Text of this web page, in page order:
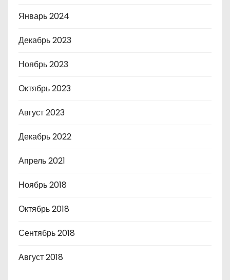
Январь 2024
Декабрь 2023
Ноябрь 2023
Октябрь 2023
Август 2023
Декабрь 2022
Апрель 2021
Ноябрь 2018
Октябрь 2018
Сентябрь 2018
Август 2018